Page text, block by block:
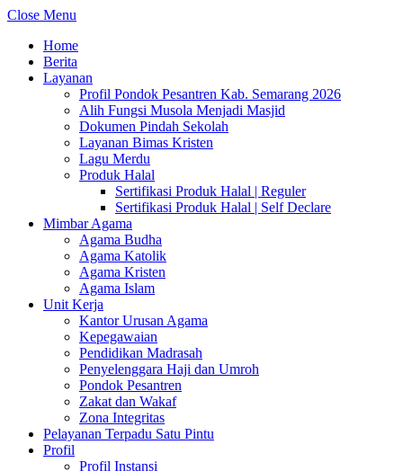
Close Menu
Home
Berita
Layanan
Profil Pondok Pesantren Kab. Semarang 2026
Alih Fungsi Musola Menjadi Masjid
Dokumen Pindah Sekolah
Layanan Bimas Kristen
Lagu Merdu
Produk Halal
Sertifikasi Produk Halal | Reguler
Sertifikasi Produk Halal | Self Declare
Mimbar Agama
Agama Budha
Agama Katolik
Agama Kristen
Agama Islam
Unit Kerja
Kantor Urusan Agama
Kepegawaian
Pendidikan Madrasah
Penyelenggara Haji dan Umroh
Pondok Pesantren
Zakat dan Wakaf
Zona Integritas
Pelayanan Terpadu Satu Pintu
Profil
Profil Instansi